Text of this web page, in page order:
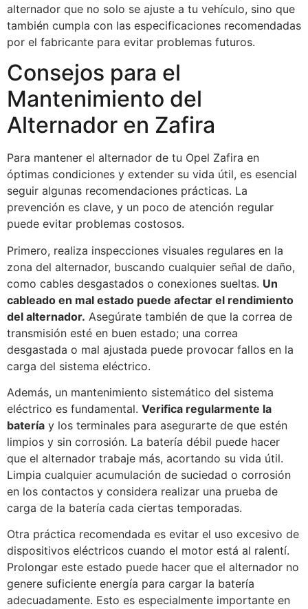
alternador que no solo se ajuste a tu vehículo, sino que
también cumpla con las especificaciones recomendadas
por el fabricante para evitar problemas futuros.
Consejos para el
Mantenimiento del
Alternador en Zafira
Para mantener el alternador de tu Opel Zafira en
óptimas condiciones y extender su vida útil, es esencial
seguir algunas recomendaciones prácticas. La
prevención es clave, y un poco de atención regular
puede evitar problemas costosos.
Primero, realiza inspecciones visuales regulares en la
zona del alternador, buscando cualquier señal de daño,
como cables desgastados o conexiones sueltas. Un
cableado en mal estado puede afectar el rendimiento
del alternador. Asegúrate también de que la correa de
transmisión esté en buen estado; una correa
desgastada o mal ajustada puede provocar fallos en la
carga del sistema eléctrico.
Además, un mantenimiento sistemático del sistema
eléctrico es fundamental. Verifica regularmente la
batería y los terminales para asegurarte de que estén
limpios y sin corrosión. La batería débil puede hacer
que el alternador trabaje más, acortando su vida útil.
Limpia cualquier acumulación de suciedad o corrosión
en los contactos y considera realizar una prueba de
carga de la batería cada ciertas temporadas.
Otra práctica recomendada es evitar el uso excesivo de
dispositivos eléctricos cuando el motor está al ralentí.
Prolongar este estado puede hacer que el alternador no
genere suficiente energía para cargar la batería
adecuadamente. Esto es especialmente importante en